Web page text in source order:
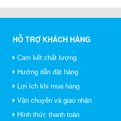
HỖ TRỢ KHÁCH HÀNG
Cam kết chất lượng
Hướng dẫn đặt hàng
Lợi ích khi mua hàng
Vận chuyển và giao nhận
Hình thức thanh toán